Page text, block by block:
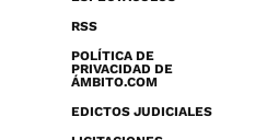
RSS
POLÍTICA DE
PRIVACIDAD DE
ÁMBITO.COM
EDICTOS JUDICIALES